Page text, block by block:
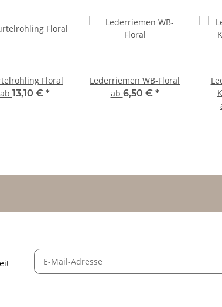
Floral
ab 13,10 € *
Lederriemen WB-Floral
ab 6,50 € *